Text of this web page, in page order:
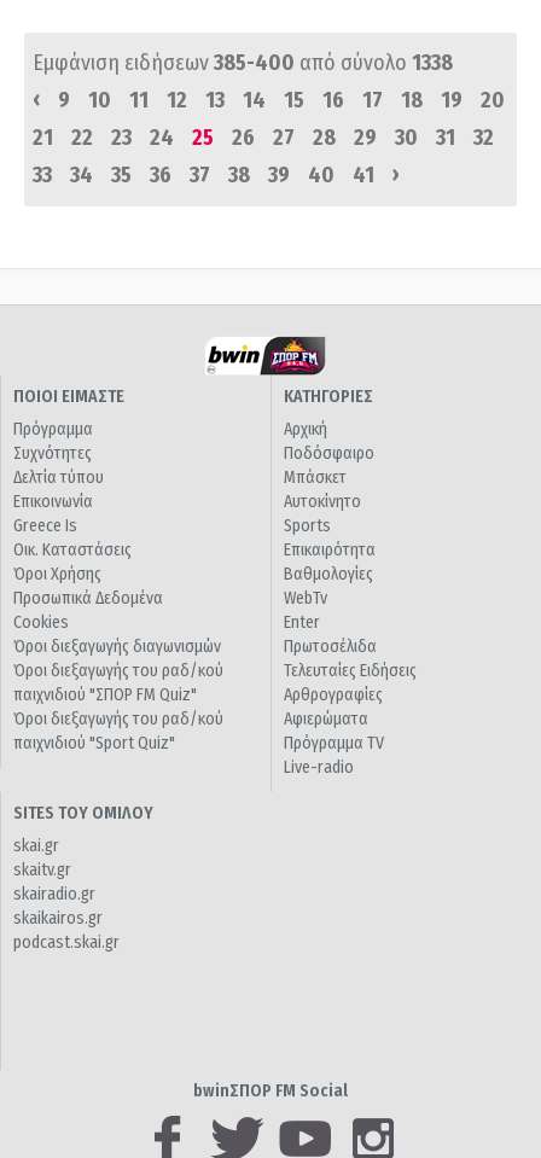
Εμφάνιση ειδήσεων385-400 από σύνολο 1338
‹
9 10 11 12 13 14 15 16 17 18 19
20
21
22 23 24 25 26 27 28 29 30 31
32
33
34 35 36 37 38 39 40 41 ›
ΠΟΙΟΙ ΕΙΜΑΣΤΕ
Πρόγραμμα
Συχνότητες
Δελτία τύπου
Επικοινωνία
Greece Is
Οικ. Καταστάσεις
Όροι Χρήσης
Προσωπικά Δεδομένα
Cookies
Όροι διεξαγωγής διαγωνισμών
Όροι διεξαγωγής του ραδ/κού
παιχνιδιού "ΣΠΟΡ FM Quiz"
Όροι διεξαγωγής του ραδ/κού
παιχνιδιού "Sport Quiz"
ΚΑΤΗΓΟΡΙΕΣ
Αρχική
Ποδόσφαιρο
Μπάσκετ
Αυτοκίνητο
Sports
Επικαιρότητα
Βαθμολογίες
WebTv
Enter
Πρωτοσέλιδα
Τελευταίες Ειδήσεις
Αρθρογραφίες
Αφιερώματα
Πρόγραμμα TV
Live-radio
SITES ΤΟΥ ΟΜΙΛΟΥ
skai.gr
skaitv.gr
skairadio.gr
skaikairos.gr
podcast.skai.gr
bwinΣΠΟΡ FM Social